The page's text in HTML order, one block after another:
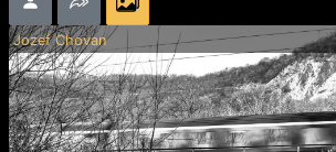
Jozef Chovan